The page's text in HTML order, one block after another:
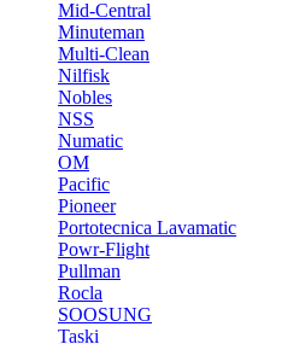
Mid-Central
Minuteman
Multi-Clean
Nilfisk
Nobles
NSS
Numatic
OM
Pacific
Pioneer
Portotecnica Lavamatic
Powr-Flight
Pullman
Rocla
SOOSUNG
Taski